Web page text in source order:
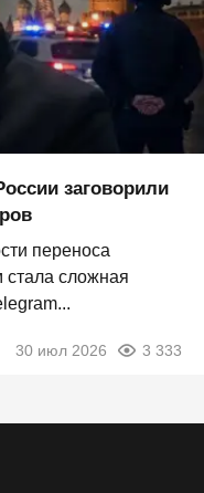
заговорили
переноса
стала сложная
30 июл 2026 3 333